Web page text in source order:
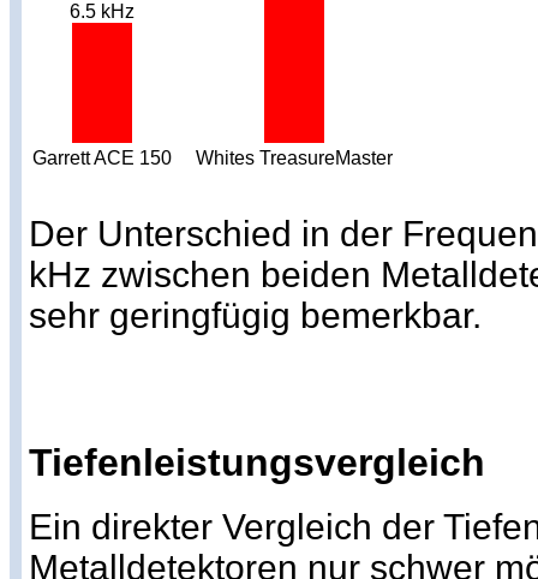
6.5 kHz
Garrett ACE 150 Whites TreasureMaster
Der Unterschied in der
kHz zwischen beiden
sehr geringfügig bemerkbar.
Tiefenleistungsvergleich
Ein direkter Vergleich der
Metalldetektoren nur schwer